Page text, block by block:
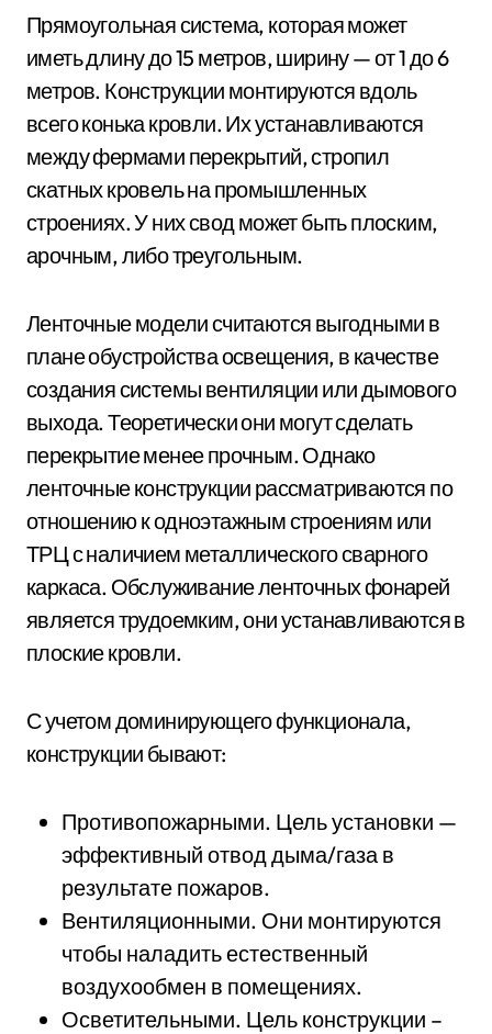
Прямоугольная система, которая может
иметь длину до 15 метров, ширину — от 1 до 6
метров. Конструкции монтируются вдоль
всего конька кровли. Их устанавливаются
между фермами перекрытий, стропил
скатных кровель на промышленных
строениях. У них свод может быть плоским,
арочным, либо треугольным.
Ленточные модели считаются выгодными в
плане обустройства освещения, в качестве
создания системы вентиляции или дымового
выхода. Теоретически они могут сделать
перекрытие менее прочным. Однако
ленточные конструкции рассматриваются по
отношению к одноэтажным строениям или
ТРЦ с наличием металлического сварного
каркаса. Обслуживание ленточных фонарей
является трудоемким, они устанавливаются в
плоские кровли.
С учетом доминирующего функционала,
конструкции бывают:
Противопожарными. Цель установки —
эффективный отвод дыма/газа в
результате пожаров.
Вентиляционными. Они монтируются
чтобы наладить естественный
воздухообмен в помещениях.
Осветительными. Цель конструкции –